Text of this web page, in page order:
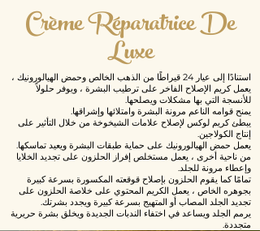
Crème Réparatrice De
Luxe
استنادًا إلى عيار 24 قيراطًا من الذهب الخالص وحمض الهيالورونيك ،
يعمل كريم الإصلاح الفاخر على ترطيب البشرة ، ويوفر حلولاً
للأنسجة التي بها مشكلات ويصلحها.
يمنح قوامه الناعم مرونة البشرة وامتلائها وإشراقها.
يبطئ كريم لوكس لإصلاح علامات الشيخوخة من خلال التأثير على
إنتاج الكولاجين.
يعمل حمض الهيالورونيك على حماية طبقات البشرة ويعيد تماسكها.
من ناحية أخرى ، يعمل مستخلص إفراز الحلزون على تجديد الخلايا
وإعطاء مرونة للجلد.
تمامًا كما يقوم الحلزون بإصلاح قوقعته المكسورة بسرعة كبيرة
بجوهره الخاص ، يعمل الكريم المحتوي على خلاصة الحلزون على
تجديد الجلد المصاب أو المتهيج بسرعة كبيرة ويجدد بشرتك.
يرمم الجلد ويساعد في اختفاء الندبات الجديدة ويخلق بشرة حريرية
متجددة.